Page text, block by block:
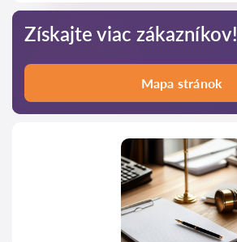
Získajte viac zákazníkov!
Mapa stránok